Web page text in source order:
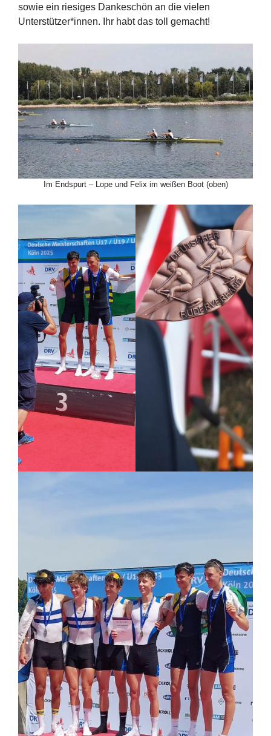
sowie ein riesiges Dankeschön an die vielen
Unterstützer*innen. Ihr habt das toll gemacht!
Im Endspurt – Lope und Felix im weißen Boot (oben)